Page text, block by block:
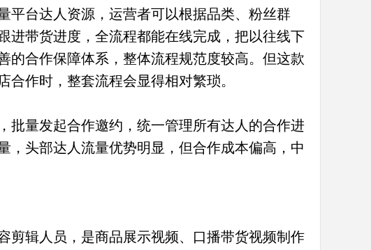
平台达人资源，运营者可以根据品类、粉丝群
进带货进度，全流程都能在线完成，把以往线下
的合作保障体系，整体流程规范度较高。但这款
作时，整套流程会显得相对繁琐。
批量发起合作邀约，统一管理所有达人的合作进
，头部达人流量优势明显，但合作成本偏高，中
剪辑人员，是商品展示视频、口播带货视频制作